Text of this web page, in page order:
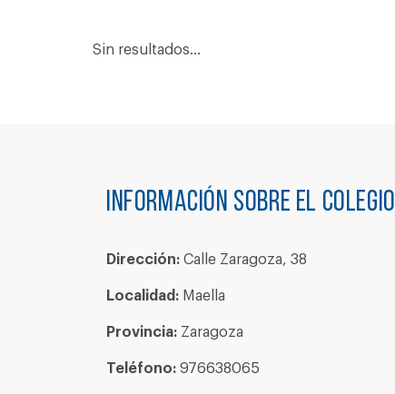
Sin resultados...
Información sobre el colegio
Dirección: Calle Zaragoza, 38
Localidad: Maella
Provincia: Zaragoza
Teléfono: 976638065